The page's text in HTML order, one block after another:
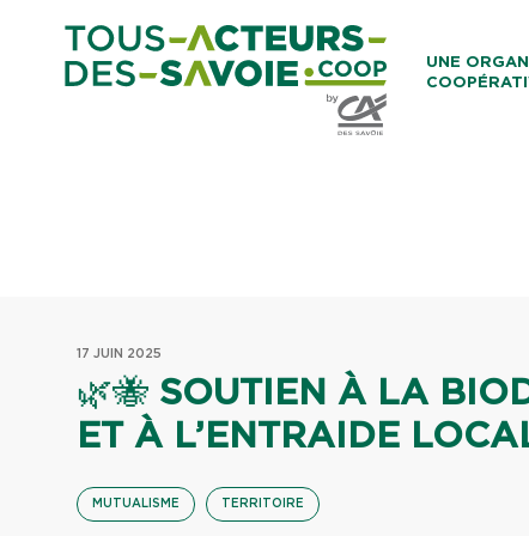
UNE
17 JUIN 2025
🌿🐝 SOUTIEN À LA
ET À L’ENTRAIDE
MUTUALISME TERRITOIRE